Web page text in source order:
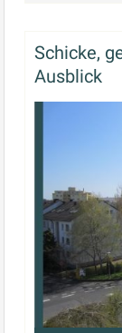
Schicke,
Ausblick